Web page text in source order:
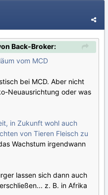
Back-Broker:
vom MCD
bei MCD. Aber nicht
Neuausrichtung oder was
in Zukunft wohl auch
von Tieren Fleisch zu
Wachstum irgendwann
lassen sich dann auch
z. B. in Afrika